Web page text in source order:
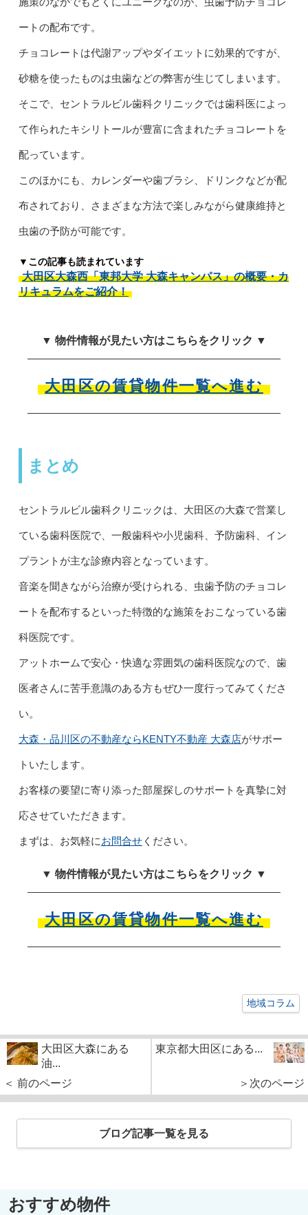
ートの配布です。
チョコレートは代謝アップやダイエットに効果的ですが、
砂糖を使ったものは虫歯などの弊害が生じてしまいます。
そこで、セントラルビル歯科クリニックでは歯科医によっ
て作られたキシリトールが豊富に含まれたチョコレートを
配っています。
このほかにも、カレンダーや歯ブラシ、ドリンクなどが配
布されており、さまざまな方法で楽しみながら健康維持と
虫歯の予防が可能です。
▼この記事も読まれています
大田区大森西「東邦大学 大森キャンパス」の概要・カ
リキュラムをご紹介！
▼ 物件情報が見たい方はこちらをクリック ▼
大田区の賃貸物件一覧へ進む
まとめ
セントラルビル歯科クリニックは、大田区の大森で営業し
ている歯科医院で、一般歯科や小児歯科、予防歯科、イン
プラントが主な診療内容となっています。
音楽を聞きながら治療が受けられる、虫歯予防のチョコレ
ートを配布するといった特徴的な施策をおこなっている歯
科医院です。
アットホームで安心・快適な雰囲気の歯科医院なので、歯
医者さんに苦手意識のある方もぜひ一度行ってみてくださ
い。
大森・品川区の不動産ならKENTY不動産 大森店がサポー
トいたします。
お客様の要望に寄り添った部屋探しのサポートを真摯に対
応させていただきます。
まずは、お気軽にお問合せください。
▼ 物件情報が見たい方はこちらをクリック ▼
大田区の賃貸物件一覧へ進む
地域コラム
大田区大森にある
油...
＜ 前のページ
東京都大田区にある...
＞次のページ
ブログ記事一覧を見る
おすすめ物件